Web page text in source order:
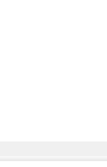
Taśmy malarskie dla